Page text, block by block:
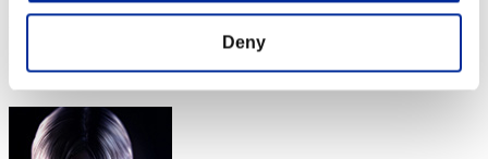
Deny
Punteggio: -
33